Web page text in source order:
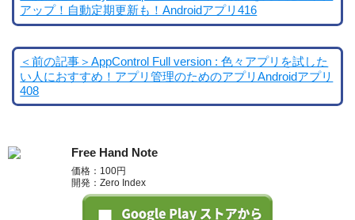
アップ！自動定期更新も！Androidアプリ416
＜前の記事＞AppControl Full version : 色々アプリを試した
い人におすすめ！アプリ管理のためのアプリAndroidアプリ
408
Free Hand Note
価格：100円
開発：Zero Index